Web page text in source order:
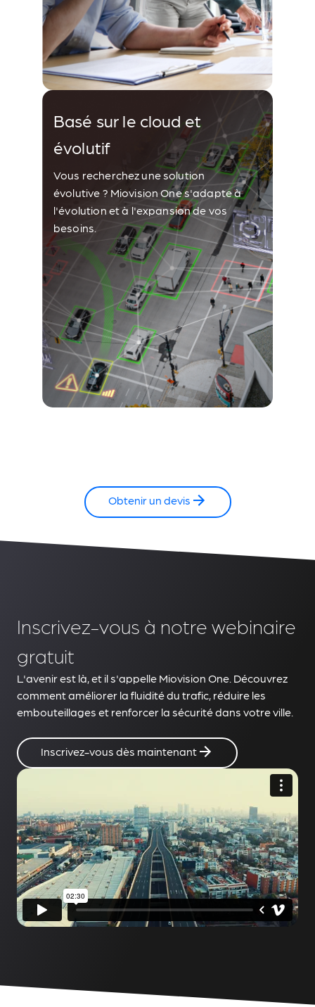
Basé sur le cloud et
évolutif
Vous recherchez une solution
évolutive ? Miovision One s'adapte à
l'évolution et à l'expansion de vos
besoins.
Obtenir un devis
Inscrivez-vous à notre webinaire
gratuit
L'avenir est là, et il s'appelle Miovision One. Découvrez
comment améliorer la fluidité du trafic, réduire les
embouteillages et renforcer la sécurité dans votre ville.
Inscrivez-vous dès maintenant